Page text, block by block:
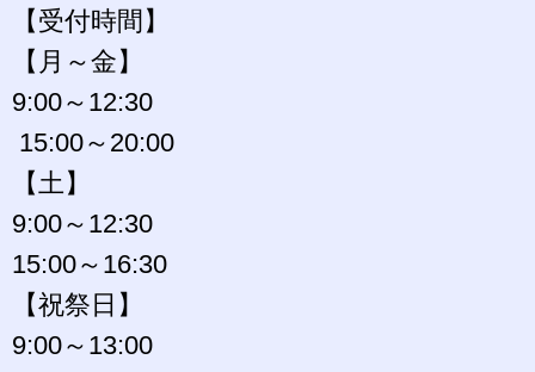
【受付時間】
【月～金】
9:00～12:30
15:00～20:00
【土】
9:00～12:30
15:00～16:30
【祝祭日】
9:00～13:00